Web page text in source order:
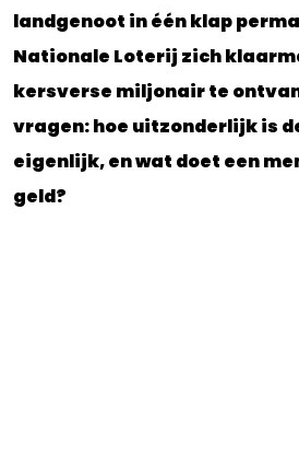
landgenoot in één klap
Nationale Loterij zich
kersverse miljonair te
vragen: hoe uitzonderlijk is
eigenlijk, en wat doet een
geld?